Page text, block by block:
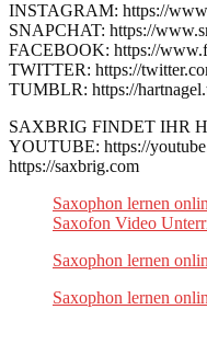
INSTAGRAM: https://
SNAPCHAT: https://
FACEBOOK: https://
TWITTER: https://
TUMBLR: https://
SAXBRIG FINDET IHR
YOUTUBE: https://
https://saxbrig.com
Saxophon lernen
Saxofon Video
Saxophon lernen
Saxophon lernen